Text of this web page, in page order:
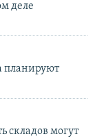
деле
планируют
складов могут